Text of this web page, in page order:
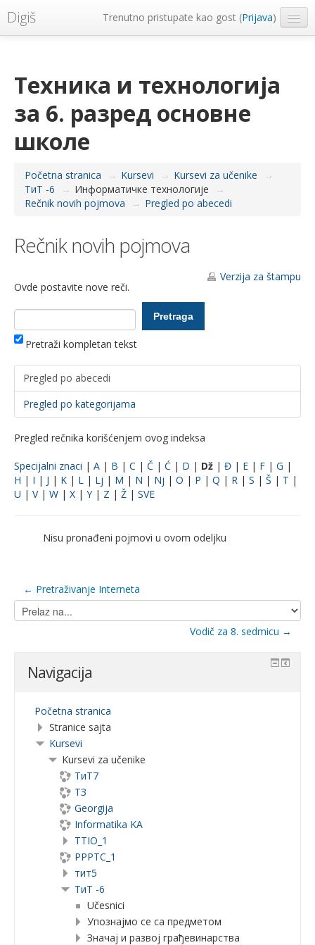
Digiš Trenutno pristupate kao gost (Prijava)
Техника и технологија
за 6. разред основне
школе
Početna stranica → Kursevi → Kursevi za učenike
→
ТиТ -6
→ Информатичке технологије
→
Rečnik novih pojmova
→ Pregled po abecedi
Rečnik novih pojmova
Verzija za štampu
Ovde postavite nove reči.
Pretraži kompletan tekst
Pregled po abecedi
Pregled po kategorijama
Pregled rečnika korišćenjem ovog indeksa
Specijalni znaci | A | B | C | Č | Ć | D | Dž | Đ | E | F | G |
H | I | J | K | L | Lj | M | N | Nj | O | P | Q | R | S | Š | T |
U | V| W | X | Y| Z | Ž | SVE
Nisu pronađeni pojmovi u ovom odeljku
← Pretraživanje Interneta
Prelaz
na...
Vodič za 8. sedmicu →
Navigacija
Početna stranica
Stranice sajta
Kursevi
Kursevi za učenike
ТиТ7
ТЗ
Georgija
Informatika KA
TTIO_1
PPPTC_1
тит5
ТиТ -6
Učesnici
Упознајмо се са предметом
Значај и развој грађевинарства